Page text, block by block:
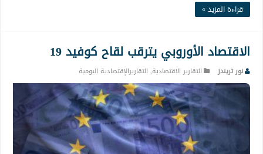
قراءة المزيد »
الاقتصاد الأوروبي يترقب لقاح كوفيد 19
نور تريندز التقارير الاقتصادية, التقاريرالإقتصادية اليومية